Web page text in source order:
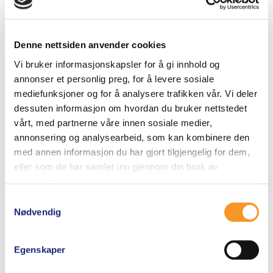
Denne nettsiden anvender cookies
Vi bruker informasjonskapsler for å gi innhold og
annonser et personlig preg, for å levere sosiale
mediefunksjoner og for å analysere trafikken vår. Vi deler
dessuten informasjon om hvordan du bruker nettstedet
vårt, med partnerne våre innen sosiale medier,
annonsering og analysearbeid, som kan kombinere den
med annen informasjon du har gjort tilgjengelig for dem,
eller som de har samlet inn gjennom din bruk av
Nødvendig
Egenskaper
TEX
5.00
av 5
160kr
Legg i
handlekurv
IMPREGNERINGSSPRAY
– GORE-TEX
5.00
260 kr
Legg i
handlekurv